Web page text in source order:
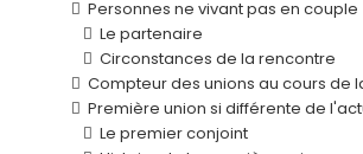
Personnes ne vivant pas en couple
Le partenaire
Circonstances de la rencontre
Compteur des unions au cours de
Première union si différente de
Le premier conjoint